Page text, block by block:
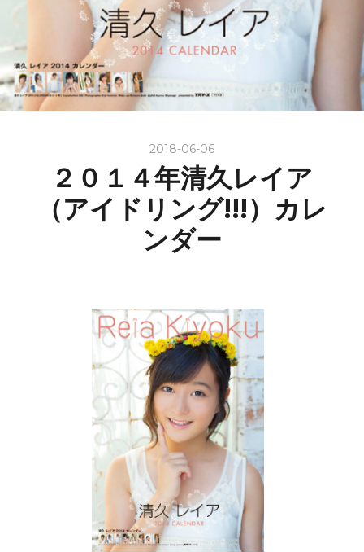
2018-06-06
２０１４年清久レイア
（アイドリング!!!）カレ
ンダー